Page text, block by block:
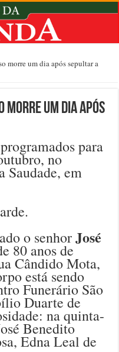
morre um dia após sepultar a
morre um dia após
para
no
em
o senhorJosé
80 anos de
Cândido Mota,
está sendo
Funerário São
Duarte de
na quinta-
Benedito
Edna Leal de